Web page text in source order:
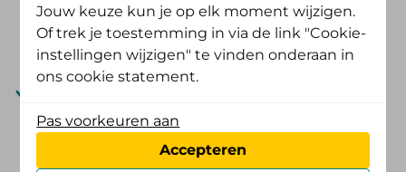
nadat wij de declaratie afhandelden. Je ziet het
declaratieoverzicht de werkdag nadat wij deze
maakten na 18.00 uur in de Mijn Omgeving.
Wij maken het declaratieoverzicht de volgende
werkdag nadat wij de declaratie afhandelden.
Je ontvangt het declaratieoverzicht binnen 4
Jouw keuze kun je op elk moment wijzigen.
Of trek je toestemming in via de link "Cookie-
instellingen wijzigen" te vinden onderaan in
ons cookie statement.
Pas voorkeuren aan
Accepteren